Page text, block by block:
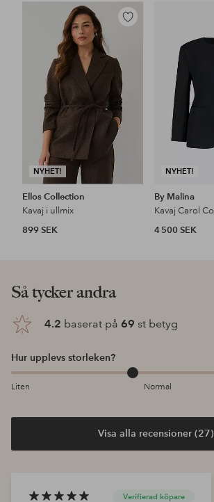
NYHET!
Lägg
favoriter
Ellos Collection
Kavaj i ullmix
899 SEK
NYHET!
By Malina
4 500 SEK
Så tycker andra
4.2 baserat på 69 st betyg
Hur upplevs storleken?
Liten Normal
Visa alla recensioner (27)
Verifierad köpare